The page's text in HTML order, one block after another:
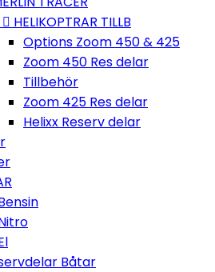
 HELIKOPTRAR TILLB
Options Zoom 450 & 425
Zoom 450 Res delar
Tillbehör
Zoom 425 Res delar
Helixx Reserv delar
Båtar